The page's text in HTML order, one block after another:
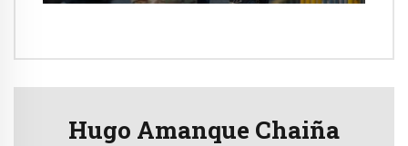
Hugo Amanque Chaiña